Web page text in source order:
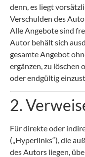
denn, es liegt
Verschulden des
Alle Angebote sind
Autor behält sich
gesamte Angebot
ergänzen, zu löschen
oder endgültig
2.
Für direkte oder
(„Hyperlinks“), die
des Autors liegen,